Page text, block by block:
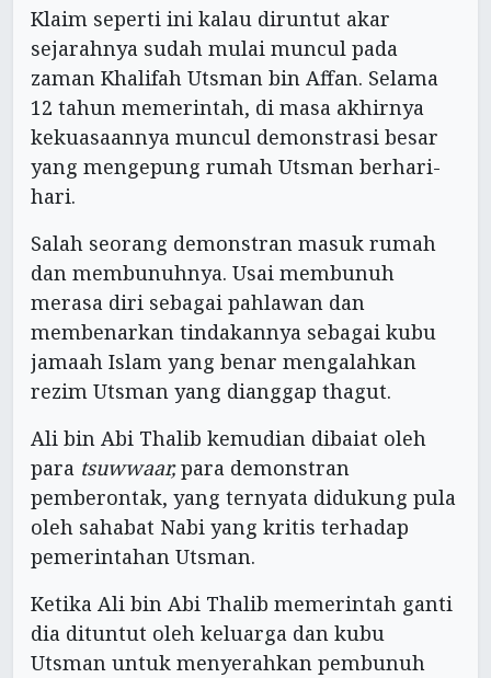
Klaim seperti ini kalau diruntut akar
sejarahnya sudah mulai muncul pada
zaman Khalifah Utsman bin Affan. Selama
12 tahun memerintah, di masa akhirnya
kekuasaannya muncul demonstrasi besar
yang mengepung rumah Utsman berhari-
hari.
Salah seorang demonstran masuk rumah
dan membunuhnya. Usai membunuh
merasa diri sebagai pahlawan dan
membenarkan tindakannya sebagai kubu
jamaah Islam yang benar mengalahkan
rezim Utsman yang dianggap thagut.
Ali bin Abi Thalib kemudian dibaiat oleh
para tsuwwaar,para demonstran
pemberontak, yang ternyata didukung pula
oleh sahabat Nabi yang kritis terhadap
pemerintahan Utsman.
Ketika Ali bin Abi Thalib memerintah ganti
dia dituntut oleh keluarga dan kubu
Utsman untuk menyerahkan pembunuh